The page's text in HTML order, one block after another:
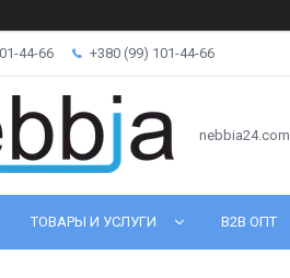
44-66 +380 (99) 101-44-66
nebbia24.com
ТОВАРЫ И УСЛУГИ B2B ОПТ